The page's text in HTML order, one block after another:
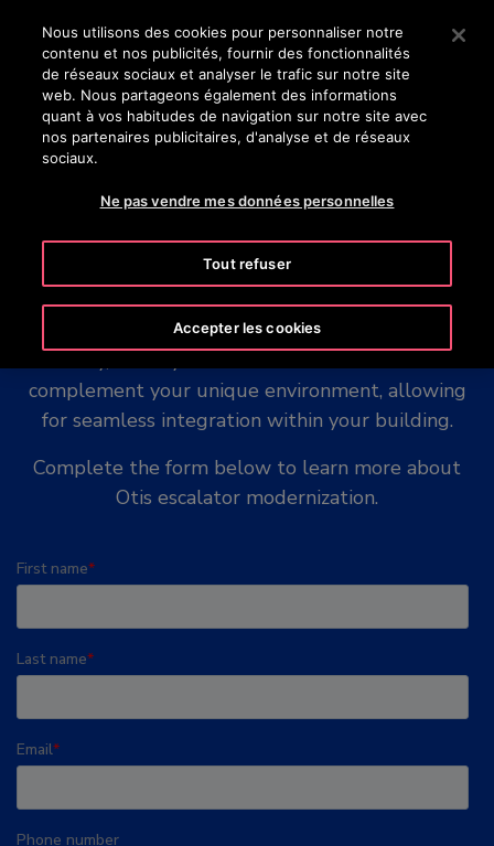
Appuyez sur Entrée pour passer au contenu principal
RECHERCHER
Escalator modernization
Escalator modernization brings your escalator up
to industry-leading standards; enhancing safety,
complement your unique environment, allowing
for seamless integration within your building.
Complete the form below to learn more about
Otis escalator modernization.
Nous utilisons des cookies pour personnaliser notre
contenu et nos publicités, fournir des fonctionnalités
de réseaux sociaux et analyser le trafic sur notre site
web. Nous partageons également des informations
quant à vos habitudes de navigation sur notre site avec
nos partenaires publicitaires, d'analyse et de réseaux
sociaux.
Ne pas vendre mes données personnelles
Tout refuser
Accepter les cookies